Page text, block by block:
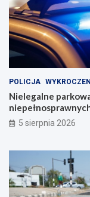
POLICJA
Nielegalne
5 sierpnia 2026